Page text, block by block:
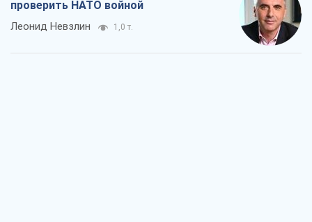
проверить НАТО войной
Леонид Невзлин 1,0 т.